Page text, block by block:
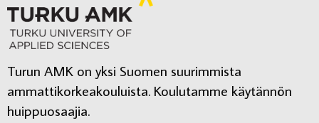
Turun AMK on yksi Suomen suurimmista
ammattikorkeakouluista. Koulutamme käytännön
huippuosaajia.